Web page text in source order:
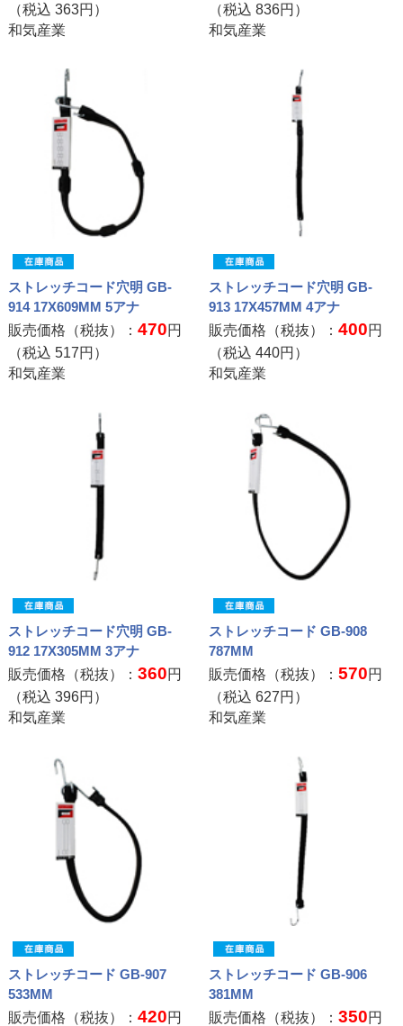
（税込 363円）
和気産業
（税込836円）
和気産業
ストレッチコード穴明 GB-
914 17X609MM 5アナ
販売価格（税抜）： 470円
（税込 517円）
和気産業
ストレッチコード穴明 GB-
913 17X457MM 4アナ
販売価格（税抜）：400円
（税込440円）
和気産業
ストレッチコード穴明 GB-
912 17X305MM 3アナ
販売価格（税抜）： 360円
（税込 396円）
和気産業
ストレッチコード GB-908
787MM
販売価格（税抜）：570円
（税込627円）
和気産業
ストレッチコード GB-907
533MM
販売価格（税抜）： 420円
ストレッチコード GB-906
381MM
販売価格（税抜）：350円